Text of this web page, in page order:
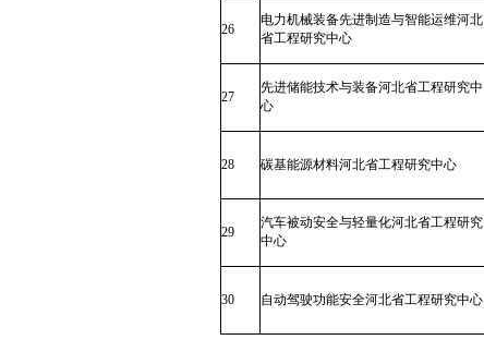
26
电力机械装备先进制造与智能运维河北
省工程研究中心
27
先进储能技术与装备河北省工程研究中
心
28 碳基能源材料河北省工程研究中心
29
汽车被动安全与轻量化河北省工程研究
中心
30 自动驾驶功能安全河北省工程研究中心